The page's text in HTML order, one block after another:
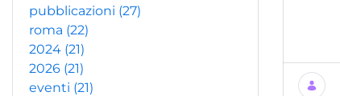
pubblicazioni (27)
roma (22)
2024 (21)
2026 (21)
eventi (21)